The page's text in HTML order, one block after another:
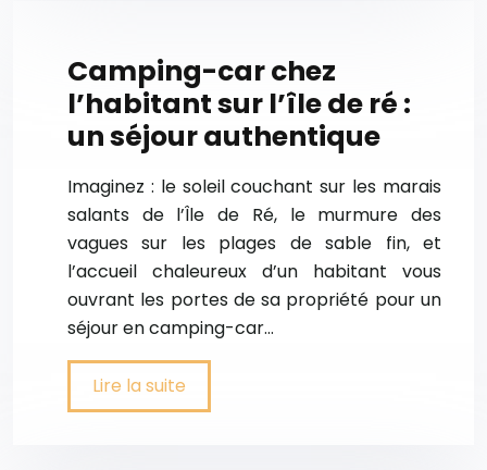
Camping-car chez
l’habitant sur l’île de ré :
un séjour authentique
Imaginez : le soleil couchant sur les marais
salants de l’Île de Ré, le murmure des
vagues sur les plages de sable fin, et
l’accueil chaleureux d’un habitant vous
ouvrant les portes de sa propriété pour un
séjour en camping-car…
Lire la suite